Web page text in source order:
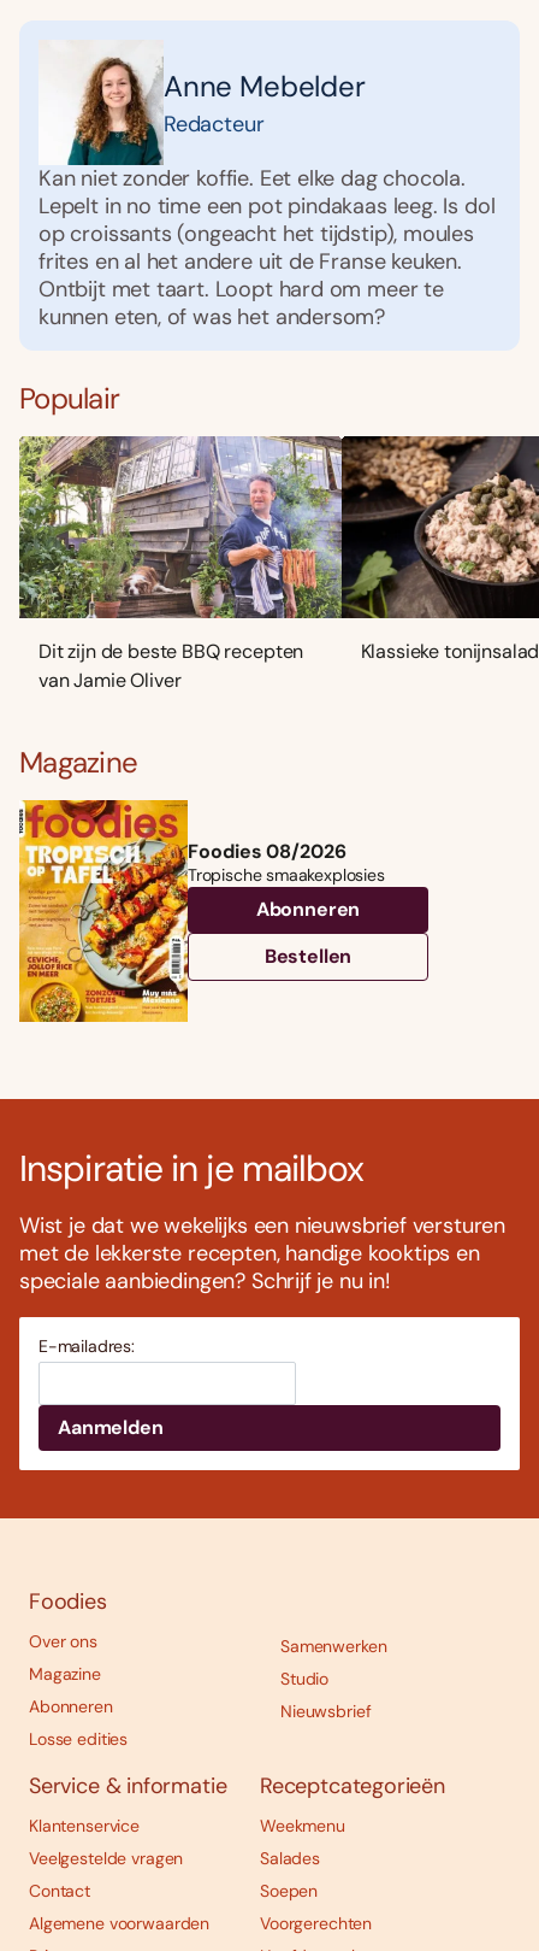
Anne Mebelder
Redacteur
Kan niet zonder koffie. Eet elke dag chocola.
Lepelt in no time een pot pindakaas leeg. Is dol
op croissants (ongeacht het tijdstip), moules
frites en al het andere uit de Franse keuken.
Ontbijt met taart. Loopt hard om meer te
kunnen eten, of was het andersom?
Populair
Dit zijn de beste BBQ recepten
van Jamie Oliver
Klassieke
Magazine
Foodies 08/2026
Tropische smaakexplosies
Abonneren
Bestellen
Inspiratie in je mailbox
Wist je dat we wekelijks een nieuwsbrief versturen
met de lekkerste recepten, handige kooktips en
speciale aanbiedingen? Schrijf je nu in!
E-mailadres:
Foodies
Over ons
Magazine
Abonneren
Losse edities
Samenwerken
Studio
Nieuwsbrief
Service & informatie
Klantenservice
Veelgestelde vragen
Contact
Algemene voorwaarden
Receptcategorieën
Weekmenu
Salades
Soepen
Voorgerechten